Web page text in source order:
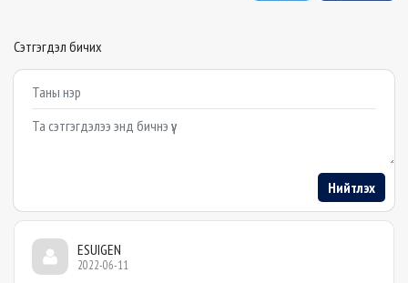
Сэтгэгдэл бичих
Example textarea
Нийтлэх
ESUIGEN
2022-06-11